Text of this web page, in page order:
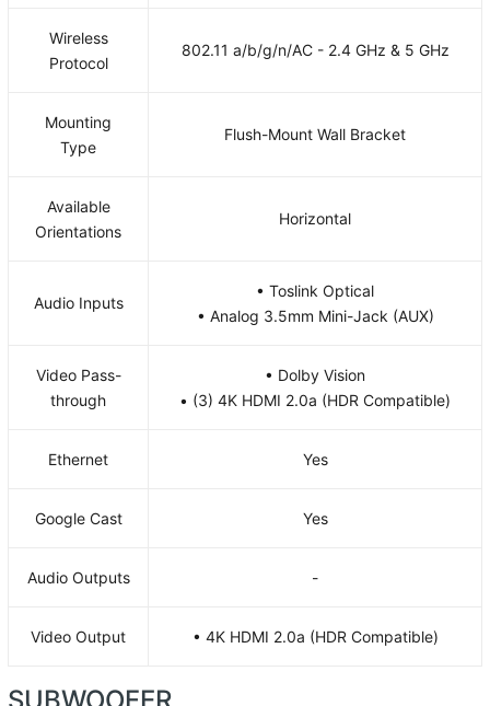
Wireless
Protocol
802.11 a/b/g/n/AC - 2.4 GHz & 5 GHz
Mounting
Type
Flush-Mount Wall Bracket
Available
Orientations
Horizontal
Audio Inputs
• Toslink Optical
• Analog 3.5mm Mini-Jack (AUX)
Video Pass-
through
• Dolby Vision
• (3) 4K HDMI 2.0a (HDR Compatible)
Ethernet Yes
Google Cast Yes
Audio Outputs -
Video Output • 4K HDMI 2.0a (HDR Compatible)